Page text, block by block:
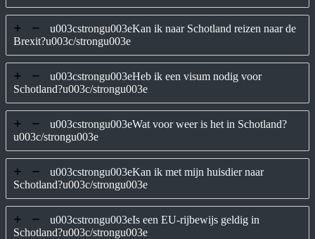
u003cstrongu003eKan ik naar Schotland reizen naar de
Brexit?u003c/strongu003e
u003cstrongu003eHeb ik een visum nodig voor
Schotland?u003c/strongu003e
u003cstrongu003eWat voor weer is het in Schotland?
u003c/strongu003e
u003cstrongu003eKan ik met mijn huisdier naar
Schotland?u003c/strongu003e
u003cstrongu003eIs een EU-rijbewijs geldig in
Schotland?u003c/strongu003e